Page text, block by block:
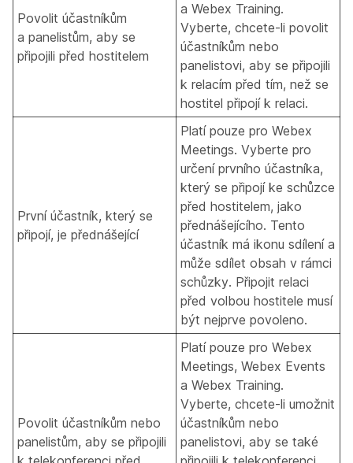
Povolit účastníkům
a panelistům, aby se
připojili před hostitelem
a Webex Training.
Vyberte, chcete-li povolit
účastníkům nebo
panelistovi, aby se připojili
k relacím před tím, než se
hostitel připojí k relaci.
První účastník, který se
připojí, je přednášející
Platí pouze pro Webex
Meetings. Vyberte pro
určení prvního účastníka,
který se připojí ke schůzce
před hostitelem, jako
přednášejícího. Tento
účastník má ikonu sdílení a
může sdílet obsah v rámci
schůzky. Připojit relaci
před volbou hostitele musí
být nejprve povoleno.
Povolit účastníkům nebo
panelistům, aby se připojili
Platí pouze pro Webex
Meetings, Webex Events
a Webex Training.
Vyberte, chcete-li umožnit
účastníkům nebo
panelistovi, aby se také